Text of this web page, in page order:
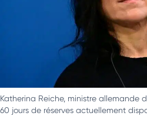
Katherina Reiche, ministre allemande
60 jours de réserves actuellement